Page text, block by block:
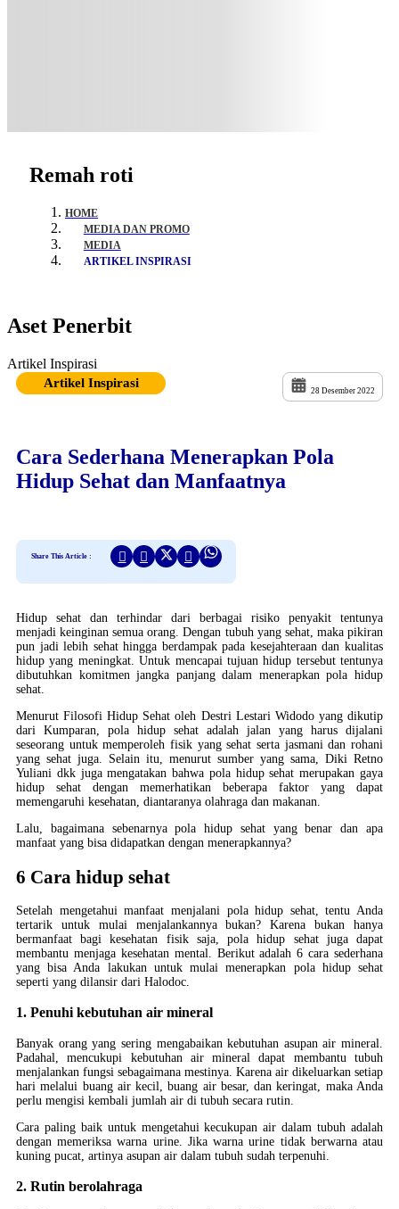
Remah roti
HOME
MEDIA DAN PROMO
MEDIA
ARTIKEL INSPIRASI
Aset Penerbit
Artikel Inspirasi
Artikel Inspirasi
28 Desember 2022
Cara Sederhana Menerapkan Pola
Hidup Sehat dan Manfaatnya
Share This Article :
Hidup sehat dan terhindar dari berbagai risiko penyakit tentunya
menjadi keinginan semua orang. Dengan tubuh yang sehat, maka pikiran
pun jadi lebih sehat hingga berdampak pada kesejahteraan dan kualitas
hidup yang meningkat. Untuk mencapai tujuan hidup tersebut tentunya
dibutuhkan komitmen jangka panjang dalam menerapkan pola hidup
sehat.
Menurut Filosofi Hidup Sehat oleh Destri Lestari Widodo yang dikutip
dari Kumparan, pola hidup sehat adalah jalan yang harus dijalani
seseorang untuk memperoleh fisik yang sehat serta jasmani dan rohani
yang sehat juga. Selain itu, menurut sumber yang sama, Diki Retno
Yuliani dkk juga mengatakan bahwa pola hidup sehat merupakan gaya
hidup sehat dengan memerhatikan beberapa faktor yang dapat
memengaruhi kesehatan, diantaranya olahraga dan makanan.
Lalu, bagaimana sebenarnya pola hidup sehat yang benar dan apa
manfaat yang bisa didapatkan dengan menerapkannya?
6 Cara hidup sehat
Setelah mengetahui manfaat menjalani pola hidup sehat, tentu Anda
tertarik untuk mulai menjalankannya bukan? Karena bukan hanya
bermanfaat bagi kesehatan fisik saja, pola hidup sehat juga dapat
membantu menjaga kesehatan mental. Berikut adalah 6 cara sederhana
yang bisa Anda lakukan untuk mulai menerapkan pola hidup sehat
seperti yang dilansir dari Halodoc.
1. Penuhi kebutuhan air mineral
Banyak orang yang sering mengabaikan kebutuhan asupan air mineral.
Padahal, mencukupi kebutuhan air mineral dapat membantu tubuh
menjalankan fungsi sebagaimana mestinya. Karena air dikeluarkan setiap
hari melalui buang air kecil, buang air besar, dan keringat, maka Anda
perlu mengisi kembali jumlah air di tubuh secara rutin.
Cara paling baik untuk mengetahui kecukupan air dalam tubuh adalah
dengan memeriksa warna urine. Jika warna urine tidak berwarna atau
kuning pucat, artinya asupan air dalam tubuh sudah terpenuhi.
2. Rutin berolahraga